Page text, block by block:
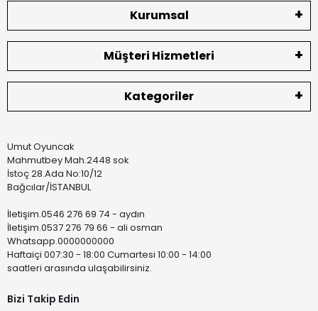
Kurumsal
Müşteri Hizmetleri
Kategoriler
Umut Oyuncak
Mahmutbey Mah.2448 sok
İstoç 28.Ada No:10/12
Bağcılar/İSTANBUL
İletişim.0546 276 69 74 - aydın
İletişim.0537 276 79 66 - ali osman
Whatsapp.0000000000
Haftaiçi 007:30 - 18:00 Cumartesi 10:00 - 14:00
saatleri arasında ulaşabilirsiniz.
Bizi Takip Edin